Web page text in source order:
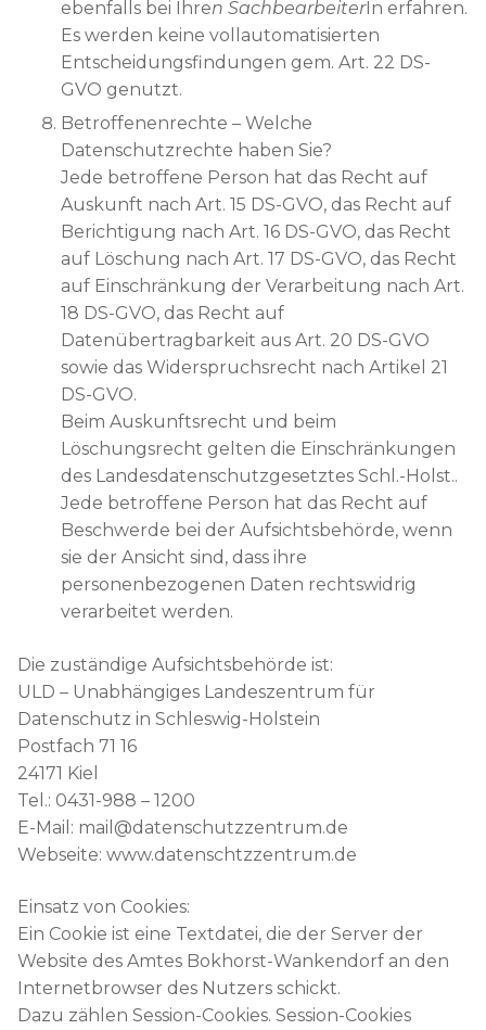
ebenfalls bei Ihren SachbearbeiterIn erfahren.
Es werden keine vollautomatisierten
Entscheidungsfindungen gem. Art. 22 DS-
GVO genutzt.
Betroffenenrechte – Welche
Datenschutzrechte haben Sie?
Jede betroffene Person hat das Recht auf
Auskunft nach Art. 15 DS-GVO, das Recht auf
Berichtigung nach Art. 16 DS-GVO, das Recht
auf Löschung nach Art. 17 DS-GVO, das Recht
auf Einschränkung der Verarbeitung nach Art.
18 DS-GVO, das Recht auf
Datenübertragbarkeit aus Art. 20 DS-GVO
sowie das Widerspruchsrecht nach Artikel 21
DS-GVO.
Beim Auskunftsrecht und beim
Löschungsrecht gelten die Einschränkungen
des Landesdatenschutzgesetztes Schl.-Holst..
Jede betroffene Person hat das Recht auf
Beschwerde bei der Aufsichtsbehörde, wenn
sie der Ansicht sind, dass ihre
personenbezogenen Daten rechtswidrig
verarbeitet werden.
Die zuständige Aufsichtsbehörde ist:
ULD – Unabhängiges Landeszentrum für
Datenschutz in Schleswig-Holstein
Postfach 71 16
24171 Kiel
Tel.: 0431-988 – 1200
E-Mail: mail@datenschutzzentrum.de
Webseite: www.datenschtzzentrum.de
Einsatz von Cookies:
Ein Cookie ist eine Textdatei, die der Server der
Website des Amtes Bokhorst-Wankendorf an den
Internetbrowser des Nutzers schickt.
Dazu zählen Session-Cookies. Session-Cookies